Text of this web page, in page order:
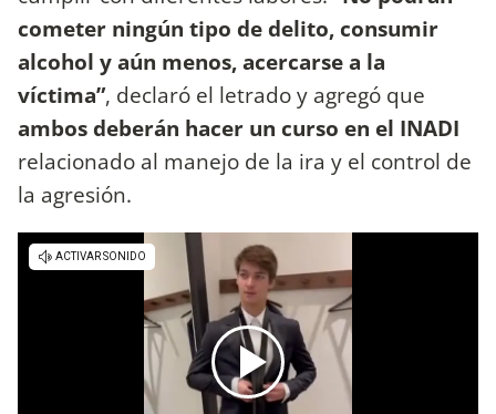
cometer ningún tipo de delito, consumir
alcohol y aún menos, acercarse a la
víctima”, declaró el letrado y agregó que
ambos deberán hacer un curso en el INADI
relacionado al manejo de la ira y el control de
la agresión.